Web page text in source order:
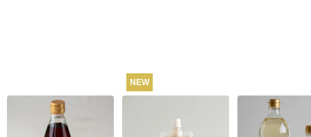
うね乃そうめんつゆ
（ストレートタイ
NEW
カンタン八芳